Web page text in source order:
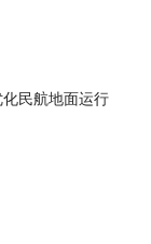
民航地面运行